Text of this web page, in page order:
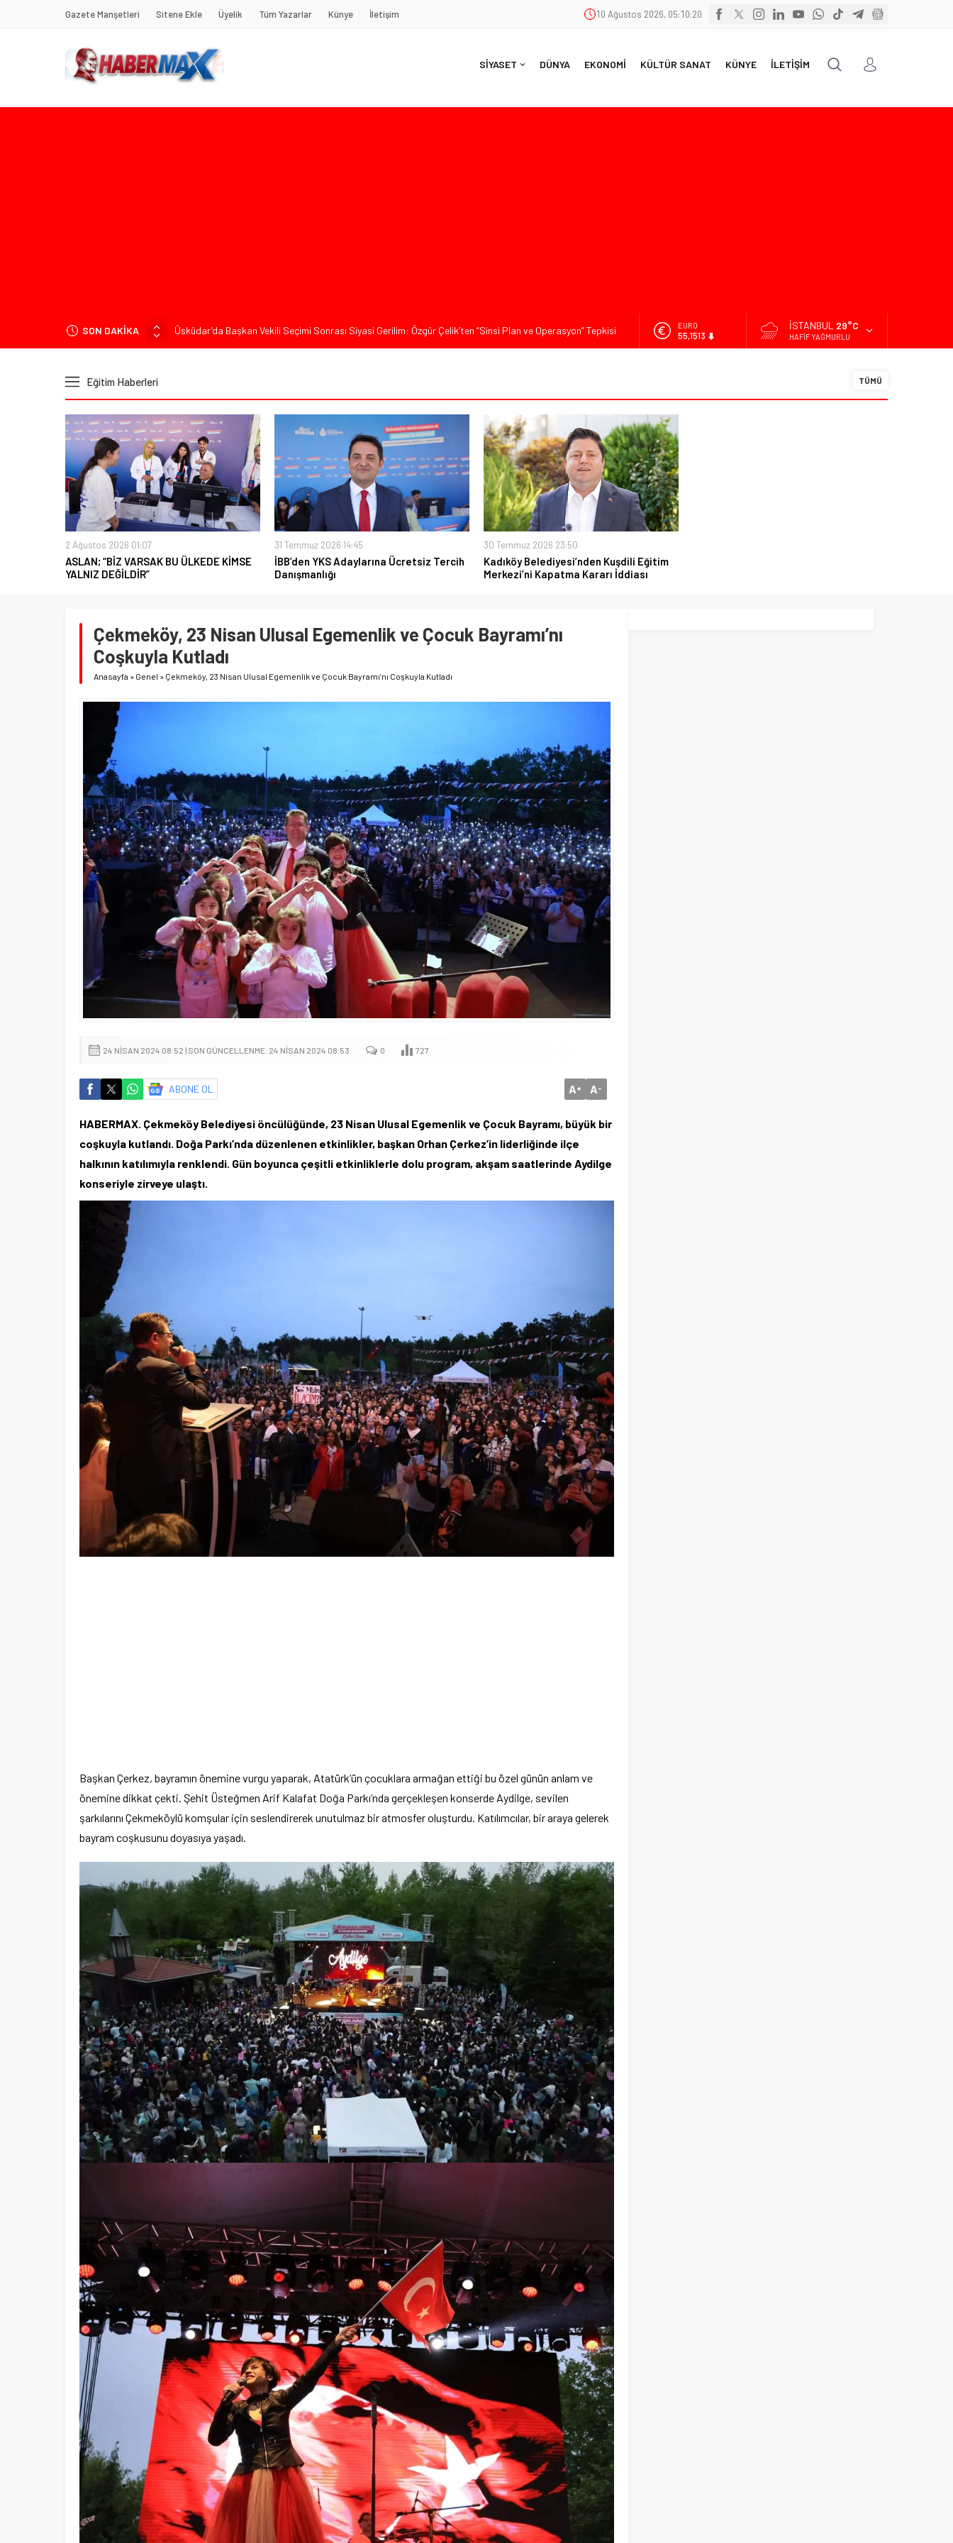
Gazete Manşetleri Sitene Ekle Üyelik Tüm Yazarlar Künye İletişim 10 Ağustos 2026, 05:10:21
SİYASET DÜNYA EKONOMİ KÜLTÜR SANAT KÜNYE İLETİŞİM
SON DAKİKA
Üsküdar’da Başkan Vekili Seçimi Sonrası Siyasi Gerilim: Özgür Çelik’ten “Sinsi Plan ve Operasyon” Tepkisi
Muharrem İnce’den Mehmet Şimşek’e Sert Tepki: “Düşün Bu Milletin Yakasından”
Kılıçdaroğlu’ndan “Türk Baharı” Mesajı: “Milletimizin Birliği Karşısında Zemheri Kışı Yaşatacağız”
ALTIN
6.635,91
55,1513
İSTANBUL 29°C
HAFIF YAĞMURLU
Eğitim Haberleri TÜMÜ
2 Ağustos 2026 01:07
ASLAN; “BİZ VARSAK BU ÜLKEDE KİMSE
YALNIZ DEĞİLDİR”
31 Temmuz 2026 14:45
İBB’den YKS Adaylarına Ücretsiz Tercih
Danışmanlığı
30 Temmuz 2026 23:50
Kadıköy Belediyesi’nden Kuşdili Eğitim
Merkezi’ni Kapatma Kararı İddiası
Çekmeköy, 23 Nisan Ulusal Egemenlik ve Çocuk Bayramı’nı
Coşkuyla Kutladı
Anasayfa » Genel » Çekmeköy, 23 Nisan Ulusal Egemenlik ve Çocuk Bayramı’nı Coşkuyla Kutladı
24 NISAN 2024 08:52 | SON GÜNCELLENME: 24 NISAN 2024 08:53 0 727
ABONE OL A+ A-
HABERMAX. Çekmeköy Belediyesi öncülüğünde, 23 Nisan Ulusal Egemenlik ve Çocuk Bayramı, büyük bir
coşkuyla kutlandı. Doğa Parkı’nda düzenlenen etkinlikler, başkan Orhan Çerkez’in liderliğinde ilçe
halkının katılımıyla renklendi. Gün boyunca çeşitli etkinliklerle dolu program, akşam saatlerinde Aydilge
konseriyle zirveye ulaştı.
Başkan Çerkez, bayramın önemine vurgu yaparak, Atatürk’ün çocuklara armağan ettiği bu özel günün anlam ve
önemine dikkat çekti. Şehit Üsteğmen Arif Kalafat Doğa Parkı’nda gerçekleşen konserde Aydilge, sevilen
şarkılarını Çekmeköylü komşular için seslendirerek unutulmaz bir atmosfer oluşturdu. Katılımcılar, bir araya gelerek
bayram coşkusunu doyasıya yaşadı.